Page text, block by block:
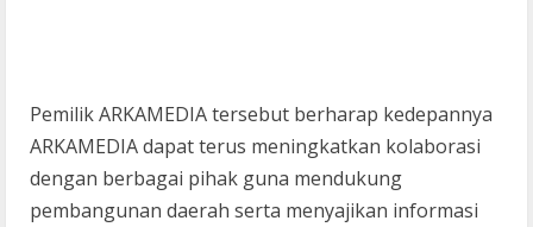
Pemilik ARKAMEDIA tersebut berharap kedepannya
ARKAMEDIA dapat terus meningkatkan kolaborasi
dengan berbagai pihak guna mendukung
pembangunan daerah serta menyajikan informasi